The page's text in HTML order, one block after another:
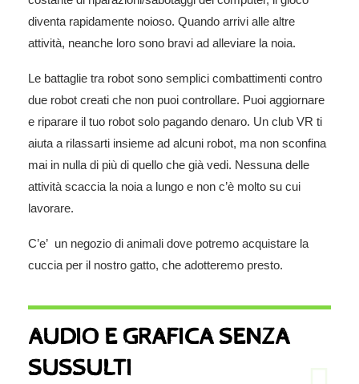
diventa rapidamente noioso. Quando arrivi alle altre
attività, neanche loro sono bravi ad alleviare la noia.
Le battaglie tra robot sono semplici combattimenti contro
due robot creati che non puoi controllare. Puoi aggiornare
e riparare il tuo robot solo pagando denaro. Un club VR ti
aiuta a rilassarti insieme ad alcuni robot, ma non sconfina
mai in nulla di più di quello che già vedi. Nessuna delle
attività scaccia la noia a lungo e non c’è molto su cui
lavorare.
C’e’ un negozio di animali dove potremo acquistare la
cuccia per il nostro gatto, che adotteremo presto.
AUDIO E GRAFICA SENZA
SUSSULTI